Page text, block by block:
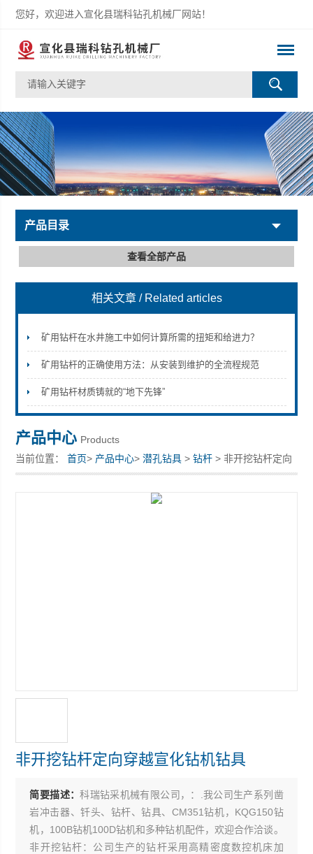
您好，欢迎进入宣化县瑞科钻孔机械厂网站！
宣化县瑞科钻孔机械厂
产品目录
查看全部产品
相关文章 / Related articles
矿用钻杆在水井施工中如何计算所需的扭矩和给进力？
矿用钻杆的正确使用方法：从安装到维护的全流程规范
矿用钻杆材质铸就的“地下先锋”
产品中心 Products
当前位置：首页> 产品中心>潜孔钻具 >钻杆 > 非开挖钻杆定向
穿越宣化钻机钻具
非开挖钻杆定向穿越宣化钻机钻具
简要描述：科瑞钻采机械有限公司，：.我公司生产系列凿
岩冲击器、钎头、钻杆、钻具、CM351钻机，KQG150钻
机，100B钻机100D钻机和多种钻机配件，欢迎合作洽谈。
非开挖钻杆：公司生产的钻杆采用高精密度数控机床加